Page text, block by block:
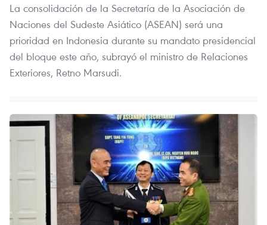
La consolidación de la Secretaría de la Asociación de
Naciones del Sudeste Asiático (ASEAN) será una
prioridad en Indonesia durante su mandato presidencial
del bloque este año, subrayó el ministro de Relaciones
Exteriores, Retno Marsudi.